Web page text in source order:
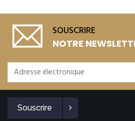
SOUSCRIRE
NOTRE
Souscrire